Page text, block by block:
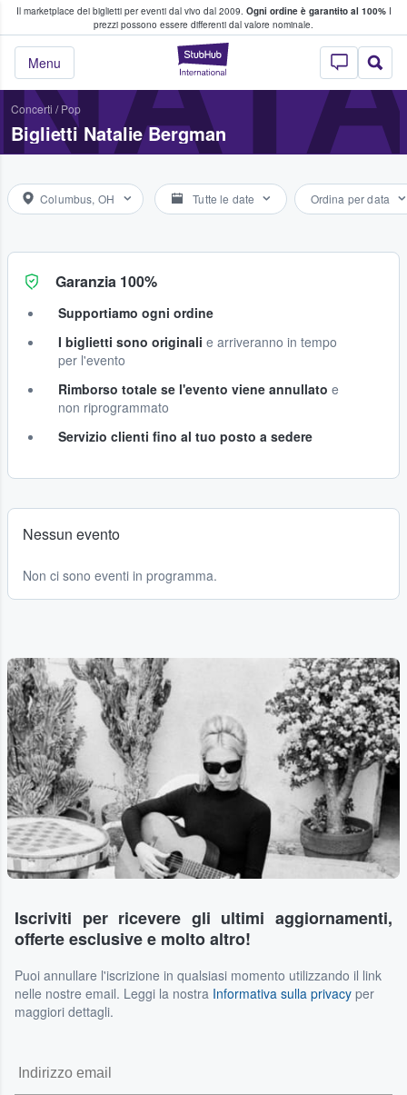
Il marketplace dei biglietti per eventi dal vivo dal 2009. Ogni ordine è garantito al 100%I
prezzi possono essere differenti dal valore nominale.
StubHub - Dove
Menu
fan comprano e vendono biglietti
Concerti / Pop
Biglietti Natalie Bergman
Columbus, OH Tutte le date Ordina per data
Garanzia 100%
Supportiamo ogni ordine
I biglietti sono originali e arriveranno in tempo
per l'evento
Rimborso totale se l'evento viene annullato e
non riprogrammato
Servizio clienti fino al tuo posto a sedere
Nessun evento
Non ci sono eventi in programma.
...
Iscriviti per ricevere gli ultimi aggiornamenti,
offerte esclusive e molto altro!
Puoi annullare l'iscrizione in qualsiasi momento utilizzando il link
nelle nostre email. Leggi la nostra Informativa sulla privacy per
maggiori dettagli.